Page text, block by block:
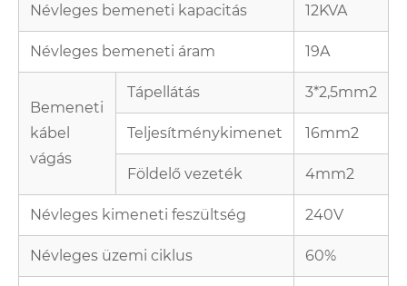
Névleges bemeneti kapacitás 12KVA
Névleges bemeneti áram 19A
Bemeneti
kábel
vágás
Tápellátás 3*2,5mm2
Teljesítménykimenet 16mm2
Földelő vezeték 4mm2
Névleges kimeneti feszültség 240V
Névleges üzemi ciklus 60%